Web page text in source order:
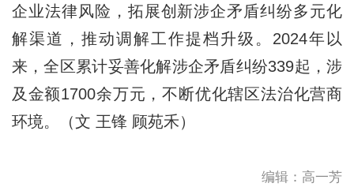
企业法律风险，拓展创新涉企矛盾纠纷多元化
解渠道，推动调解工作提档升级。2024年以
来，全区累计妥善化解涉企矛盾纠纷339起，涉
及金额1700余万元，不断优化辖区法治化营商
环境。（文 王锋 顾苑禾）
编辑：高一芳